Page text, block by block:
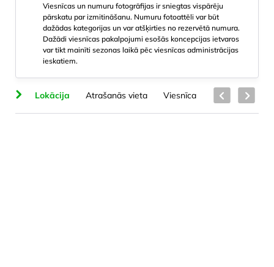
Viesnīcas un numuru fotogrāfijas ir sniegtas vispārēju
pārskatu par izmitināšanu. Numuru fotoattēli var būt
dažādas kategorijas un var atšķirties no rezervētā numura.
Dažādi viesnīcas pakalpojumi esošās koncepcijas ietvaros
var tikt mainīti sezonas laikā pēc viesnīcas administrācijas
ieskatiem.
Lokācija Atrašanās vieta Viesnīca Numuru veidi